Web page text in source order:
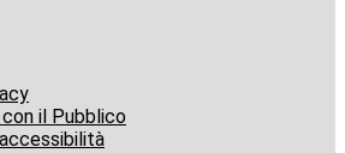
il Pubblico